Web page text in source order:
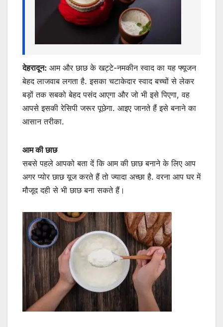
देहरादून: आम और छाछ के खट्टे-नमकीन स्वाद का यह फ्यूजन
बेहद लाजवाब लगता है. इसका चटाकेदार स्वाद बच्चों से लेकर
बड़ों तक सबको बेहद पसंद आएगा और जो भी इसे पिएगा, वह
आपसे इसकी रेसिपी जरूर पूछेगा. आइए जानते हैं इसे बनाने का
आसान तरीका.
आम की छाछ
सबसे पहले आपको बता दें कि आम की छाछ बनाने के लिए आप
अगर प्योर छाछ यूज करते हैं तो ज्यादा अच्छा है. वरना आप घर में
मौजूद दही से भी छाछ बना सकते हैं।